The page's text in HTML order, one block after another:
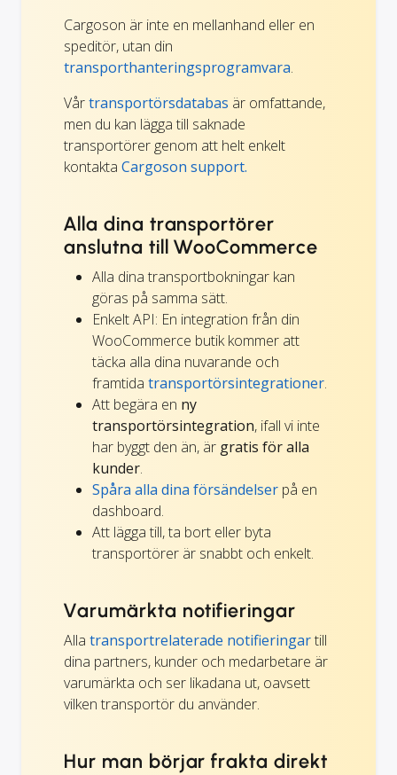
Cargoson är inte en mellanhand eller en
speditör, utan din
transporthanteringsprogramvara.
Vårtransportörsdatabas är omfattande,
men du kan lägga till saknade
transportörer genom att helt enkelt
kontakta Cargoson support.
Alla dina transportörer
anslutna till WooCommerce
Alla dina transportbokningar kan
göras på samma sätt.
Enkelt API: En integration från din
WooCommerce butik kommer att
täcka alla dina nuvarande och
framtida transportörsintegrationer.
Att begära en ny
transportörsintegration, ifall vi inte
har byggt den än, är gratis för alla
kunder.
Spåra alla dina försändelser på en
dashboard.
Att lägga till, ta bort eller byta
transportörer är snabbt och enkelt.
Varumärkta notifieringar
Alla transportrelaterade notifieringartill
dina partners, kunder och medarbetare är
varumärkta och ser likadana ut, oavsett
vilken transportör du använder.
Hur man börjar frakta direkt